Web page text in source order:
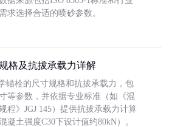
求选择合适的喷砂参数。
格及抗拔承载力详解
锚栓的尺寸规格和抗拔承载力，包
等参数，并依据专业标准（如《混
程》JGJ 145）提供抗拔承载力计算
凝土强度C30下设计值约80kN）。